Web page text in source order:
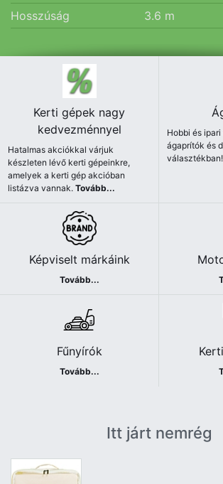
Hosszúság 3.6 m
Kerti gépek nagy
kedvezménnyel
Hatalmas akciókkal várjuk
készleten lévő kerti gépeinkre,
amelyek a kerti gép akcióban
listázva vannak.Tovább...
Hobbi és
ágaprítók és
Képviselt márkáink
Tovább...
Fűnyírók
Tovább...
Itt járt nemrég